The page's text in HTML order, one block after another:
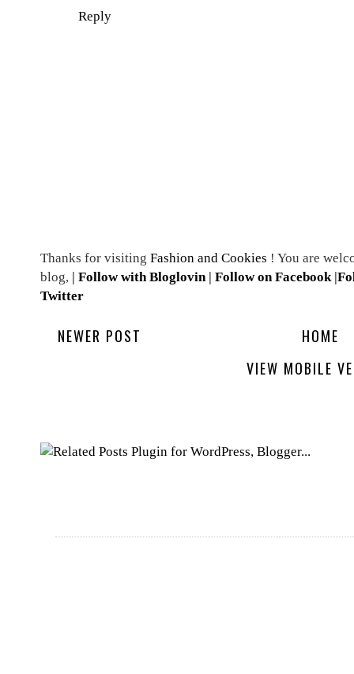
Reply
Thanks for visiting Fashion and Cookies ! You are
blog,
Follow with Bloglovin| Follow on Facebook|
Twitter
NEWER POST
HOME
VIEW MOBILE